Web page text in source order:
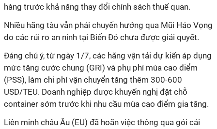
hàng trước khả năng thay đổi chính sách thuế quan.
Nhiều hãng tàu vẫn phải chuyển hướng qua Mũi Hảo Vọng
do các rủi ro an ninh tại Biển Đỏ chưa được giải quyết.
Đáng chú ý, từ ngày 1/7, các hãng vận tải dự kiến áp dụng
mức tăng cước chung (GRI) và phụ phí mùa cao điểm
(PSS), làm chi phí vận chuyển tăng thêm 300-600
USD/TEU. Doanh nghiệp được khuyến nghị đặt chỗ
container sớm trước khi nhu cầu mùa cao điểm gia tăng.
Liên minh châu Âu (EU) đã hoãn việc thông qua gói cải